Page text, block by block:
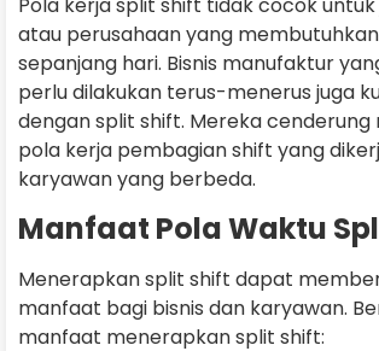
Pola kerja split shift tidak cocok untuk
atau perusahaan yang
sepanjang hari. Bisnis manufaktur
perlu dilakukan terus-menerus juga
dengan split shift. Mereka cenderung
pola kerja pembagian shift yang
karyawan yang berbeda.
Manfaat Pola Waktu
Menerapkan split shift dapat
manfaat bagi bisnis dan karyawan.
manfaat menerapkan split shift: